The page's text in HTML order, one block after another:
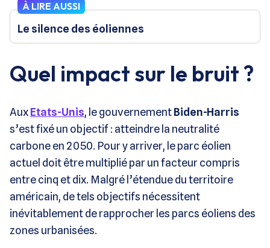
À LIRE AUSSI
Le silence des éoliennes
Quel impact sur le bruit ?
AuxEtats-Unis, le gouvernementBiden-Harris
s’est fixé un objectif : atteindre la neutralité
carbone en 2050. Pour y arriver, le parc éolien
actuel doit être multiplié par un facteur compris
entre cinq et dix. Malgré l’étendue du territoire
américain, de tels objectifs nécessitent
inévitablement de rapprocher les parcs éoliens des
zones urbanisées.